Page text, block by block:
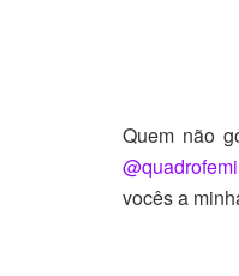
Quem não
vocês a